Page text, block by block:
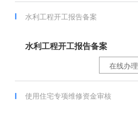
水利工程开工报告备案
水利工程开工报告备案
在线办理
使用住宅专项维修资金审核